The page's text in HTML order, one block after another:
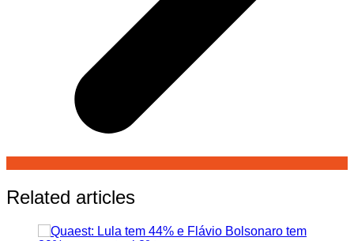
Related articles